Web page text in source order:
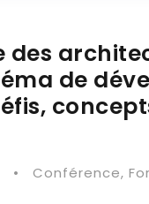
de
• Conférence,